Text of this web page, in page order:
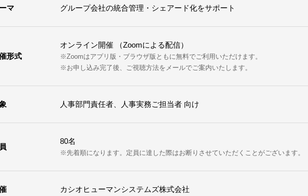
マ グループ会社の統合管理・シェアード化をサポート
形式
オンライン開催 （Zoomによる配信）
※Zoomはアプリ版・ブラウザ版ともに無料でご利用いただけます。
※お申し込み完了後、ご視聴方法をメールでご案内いたします。
人事部門責任者、人事実務ご担当者 向け
80名
※先着順になります。定員に達した際はお断りさせていただくことがございます。
カシオヒューマンシステムズ株式会社